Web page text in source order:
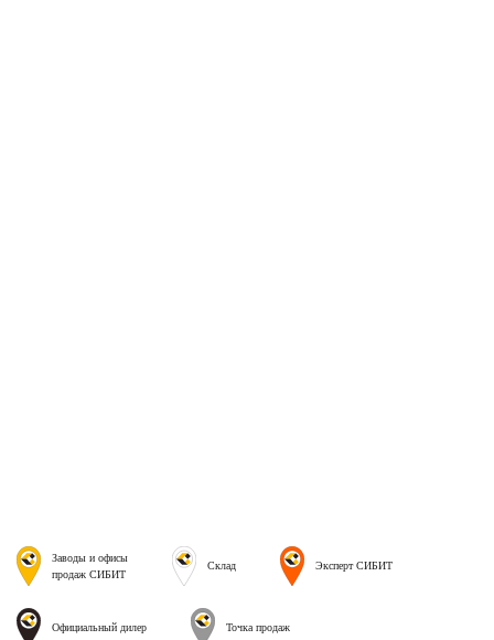
Заводы и офисы
продаж СИБИТ
Склад Эксперт СИБИТ
Официальный дилер Точка продаж